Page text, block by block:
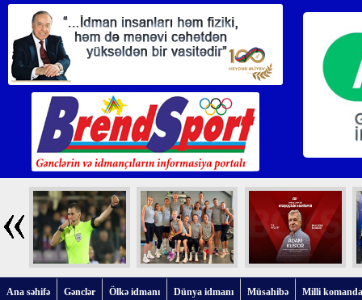
Ana səhifə Gənclər Ölkə idmanı Dünya idmanı Müsahibə Milli